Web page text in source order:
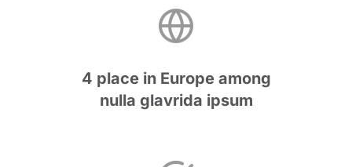
4 place in Europe among
nulla glavrida ipsum